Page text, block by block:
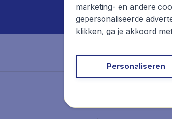
marketing- en andere
gepersonaliseerde
klikken, ga je akkoord
Personaliseren